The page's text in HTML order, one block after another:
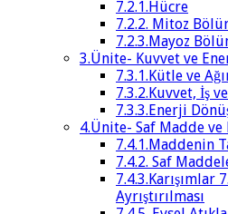
7.2.1.Hücre
7.2.2. Mitoz
7.2.3.Mayoz
3.Ünite- Kuvvet ve
7.3.1.Kütle ve
7.3.2.Kuvvet, İş
7.3.3.Enerji
4.Ünite- Saf Madde ve
7.4.1.Maddenin
7.4.2. Saf
7.4.3.Karışımlar
Ayrıştırılması